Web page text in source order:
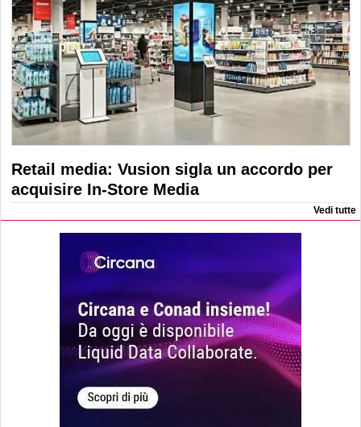
Retail media: Vusion sigla un accordo per
acquisire In-Store Media
Vedi tutte